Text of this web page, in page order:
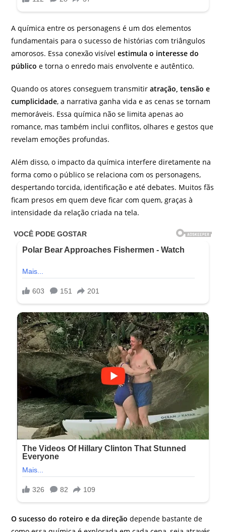
A química entre os personagens é um dos elementos
fundamentais para o sucesso de histórias com triângulos
amorosos. Essa conexão visívelestimula o interesse do
público e torna o enredo mais envolvente e autêntico.
Quando os atores conseguem transmitiratração, tensão e
cumplicidade, a narrativa ganha vida e as cenas se tornam
memoráveis. Essa química não se limita apenas ao
romance, mas também inclui conflitos, olhares e gestos que
revelam emoções profundas.
Além disso, o impacto da química interfere diretamente na
forma como o público se relaciona com os personagens,
despertando torcida, identificação e até debates. Muitos fãs
ficam presos em quem deve ficar com quem, graças à
intensidade da relação criada na tela.
O sucesso do roteiro e da direção depende bastante de